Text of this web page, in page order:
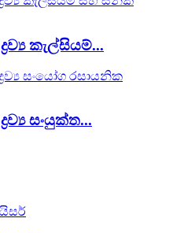
කැල්සියම්...
සංයුක්ත...